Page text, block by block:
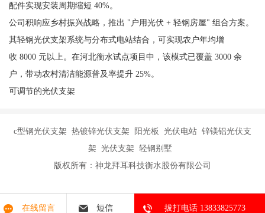
配件实现安装周期缩短 40%。
公司积响应乡村振兴战略，推出 "户用光伏 + 轻钢房屋" 组合方案。
其轻钢光伏支架系统与分布式电站结合，可实现农户年均增
收 8000 元以上。在河北衡水试点项目中，该模式已覆盖 3000 余
户，带动农村清洁能源普及率提升 25%。
可调节的光伏支架
c型钢光伏支架 热镀锌光伏支架 阳光板 光伏电站 锌镁铝光伏支
架 光伏支架 轻钢别墅
版权所有：神龙拜耳科技衡水股份有限公司
在线留言 短信 拔打电话 13833825773